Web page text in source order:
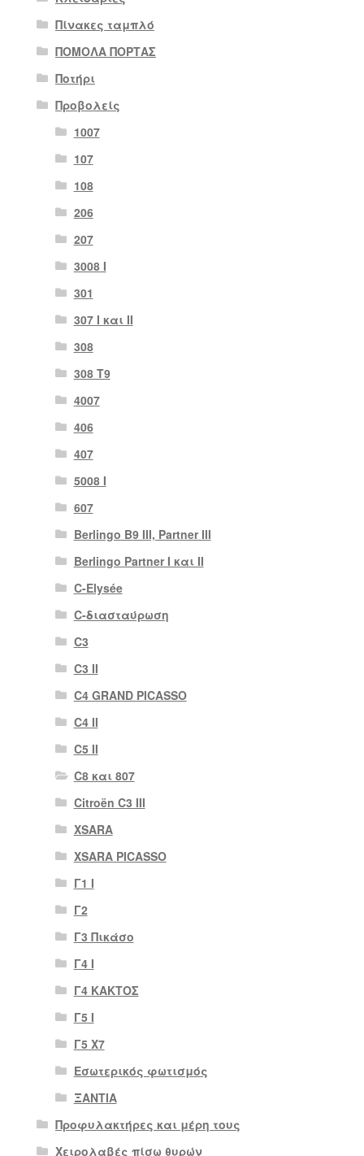
Πίνακες ταμπλό
ΠΟΜΟΛΑ ΠΟΡΤΑΣ
Ποτήρι
Προβολείς
1007
107
108
206
207
3008 Ι
301
307 I και II
308
308 Τ9
4007
406
407
5008 Ι
607
Berlingo B9 III, Partner III
Berlingo Partner I και II
C-Elysée
C-διασταύρωση
C3
C3 II
C4 GRAND PICASSO
C4 II
C5 II
C8 και 807
Citroën C3 III
XSARA
XSARA PICASSO
Γ1 Ι
Γ2
Γ3 Πικάσο
Γ4 Ι
Γ4 ΚΑΚΤΟΣ
Γ5 Ι
Γ5 Χ7
Εσωτερικός φωτισμός
ΞΑΝΤΙΑ
Προφυλακτήρες και μέρη τους
Χειρολαβές πίσω θυρών